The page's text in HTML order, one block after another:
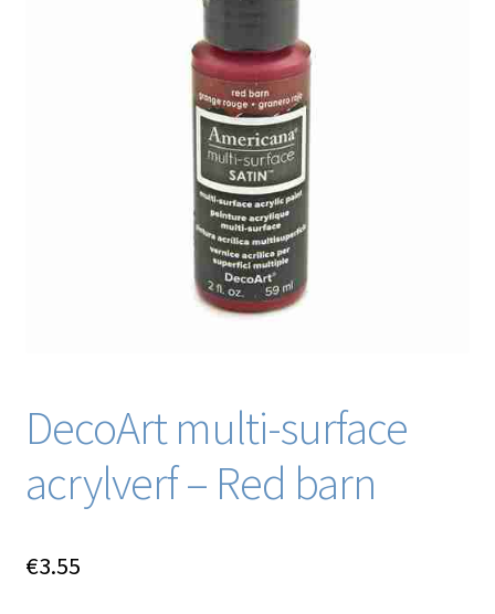
DecoArt multi-surface
acrylverf – Red barn
€3.55